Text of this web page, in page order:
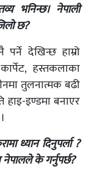
भनिन्छ। नेपाली
छ?
देखिन्छ हाम्रो
हस्तकलाका
तुलनात्मक बढी
इण्डमा बनाएर
ध्यान दिनुपर्ला ?
नेपालले के गर्नुपर्छ?